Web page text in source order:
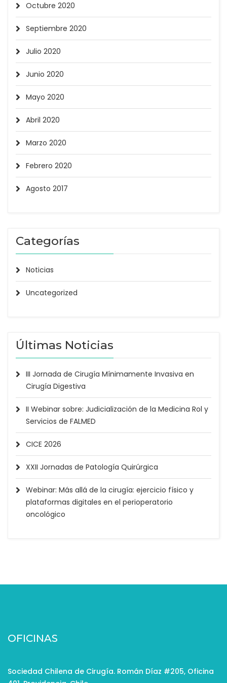
Octubre 2020
Septiembre 2020
Julio 2020
Junio 2020
Mayo 2020
Abril 2020
Marzo 2020
Febrero 2020
Agosto 2017
Categorías
Noticias
Uncategorized
Últimas Noticias
III Jornada de Cirugía Mínimamente Invasiva en
Cirugía Digestiva
II Webinar sobre: Judicialización de la Medicina Rol y
Servicios de FALMED
CICE 2026
XXII Jornadas de Patología Quirúrgica
Webinar: Más allá de la cirugía: ejercicio físico y
plataformas digitales en el perioperatorio
oncológico
OFICINAS
Sociedad Chilena de Cirugía. Román Díaz #205, Oficina